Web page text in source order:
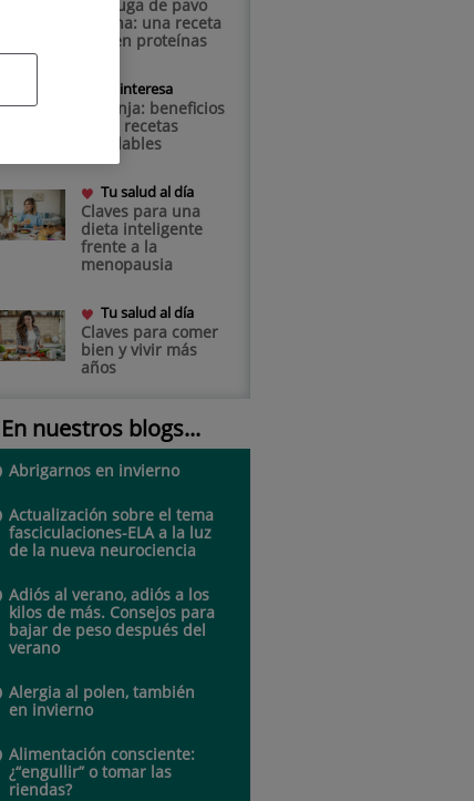
Pechuga de pavo
rellena: una receta
rica en proteínas
Te interesa
Naranja: beneficios
y dos recetas
saludables
Tu salud al día
Claves para una
dieta inteligente
frente a la
menopausia
Tu salud al día
Claves para comer
bien y vivir más
años
En nuestros blogs...
Abrigarnos en invierno
Actualización sobre el tema
fasciculaciones-ELA a la luz
de la nueva neurociencia
Adiós al verano, adiós a los
kilos de más. Consejos para
bajar de peso después del
verano
Alergia al polen, también
en invierno
Alimentación consciente:
¿“engullir” o tomar las
riendas?